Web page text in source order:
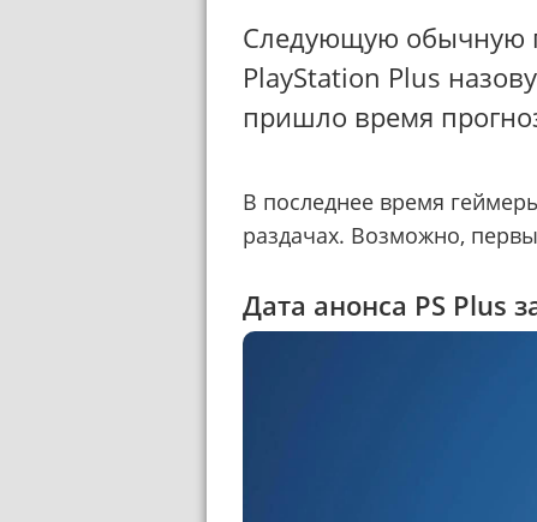
Следующую обычную
PlayStation Plus
пришло время
В последнее время
раздачах. Возможно,
Дата анонса PS Plus